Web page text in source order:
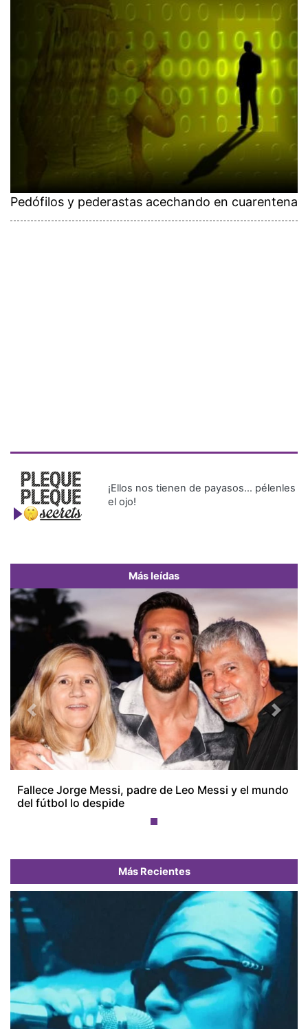
Pedófilos y pederastas acechando en cuarentena
¡Ellos nos tienen de payasos… pélenles
el ojo!
Más leídas
Fallece Jorge Messi, padre de Leo Messi y el mundo
del fútbol lo despide
Previous Next
Más Recientes